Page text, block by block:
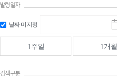
발령일자
날짜 미지정
시
작
일
선
1주일 1개월
검색구분